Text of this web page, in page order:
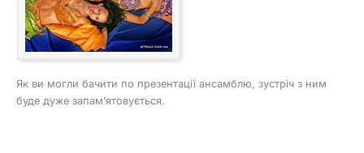
Як ви могли бачити по презентації ансамблю, зустріч з ним
буде дуже запам’ятовується.